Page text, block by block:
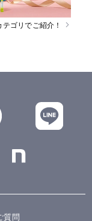
ゴリでご紹介！
質問